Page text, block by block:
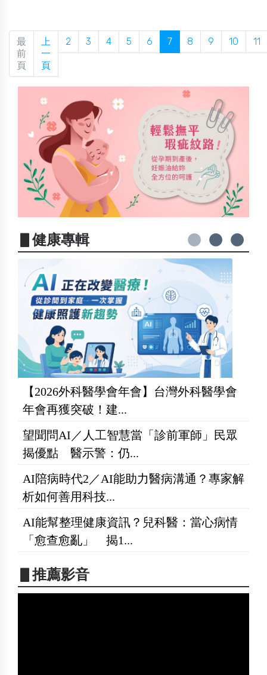
最
前
頁
上
一
頁
2 3 4 5 6 7 8 9 10 11
▋健康專輯
【2026外科醫學會年會】台灣外科醫學會
年會再獲突破！建...
望聞問AI／人工智慧當「診前軍師」民眾
揭優點 醫示警：仍...
AI陪病時代2／AI能助力醫病溝通？專家解
析如何善用科技...
AI能幫整理健康資訊？兒科醫：當心病情
「愈查愈亂」 揭1...
▋推薦影音